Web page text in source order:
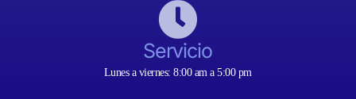
Servicio
Lunes a viernes: 8:00 am a 5:00 pm